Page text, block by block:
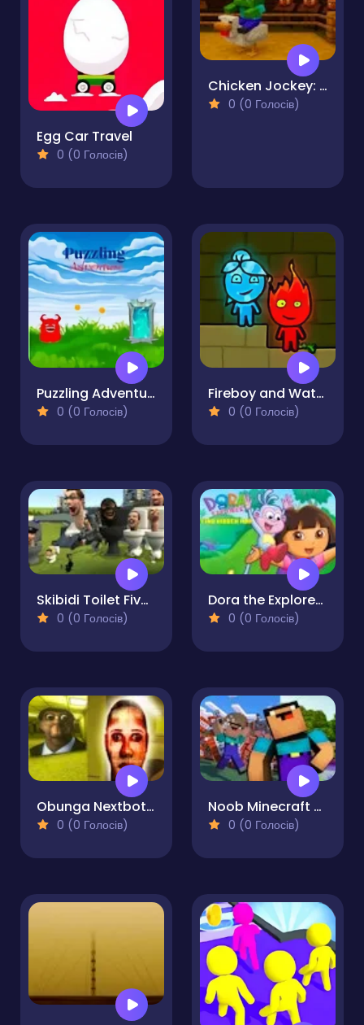
Egg Car Travel
0 (0 Голосів)
Chicken Jockey: Hidden Lava Chicken
0 (0 Голосів)
Puzzling Adventure
0 (0 Голосів)
Fireboy and Watergirl Online
0 (0 Голосів)
Skibidi Toilet Five Difference 2
0 (0 Голосів)
Dora the Explorer: Find Hidden Map
0 (0 Голосів)
Obunga Nextbots Sliding Puzzle
0 (0 Голосів)
Noob Minecraft Reassembled
0 (0 Голосів)